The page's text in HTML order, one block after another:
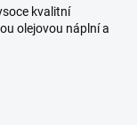
kvalitní
olejovou náplní a